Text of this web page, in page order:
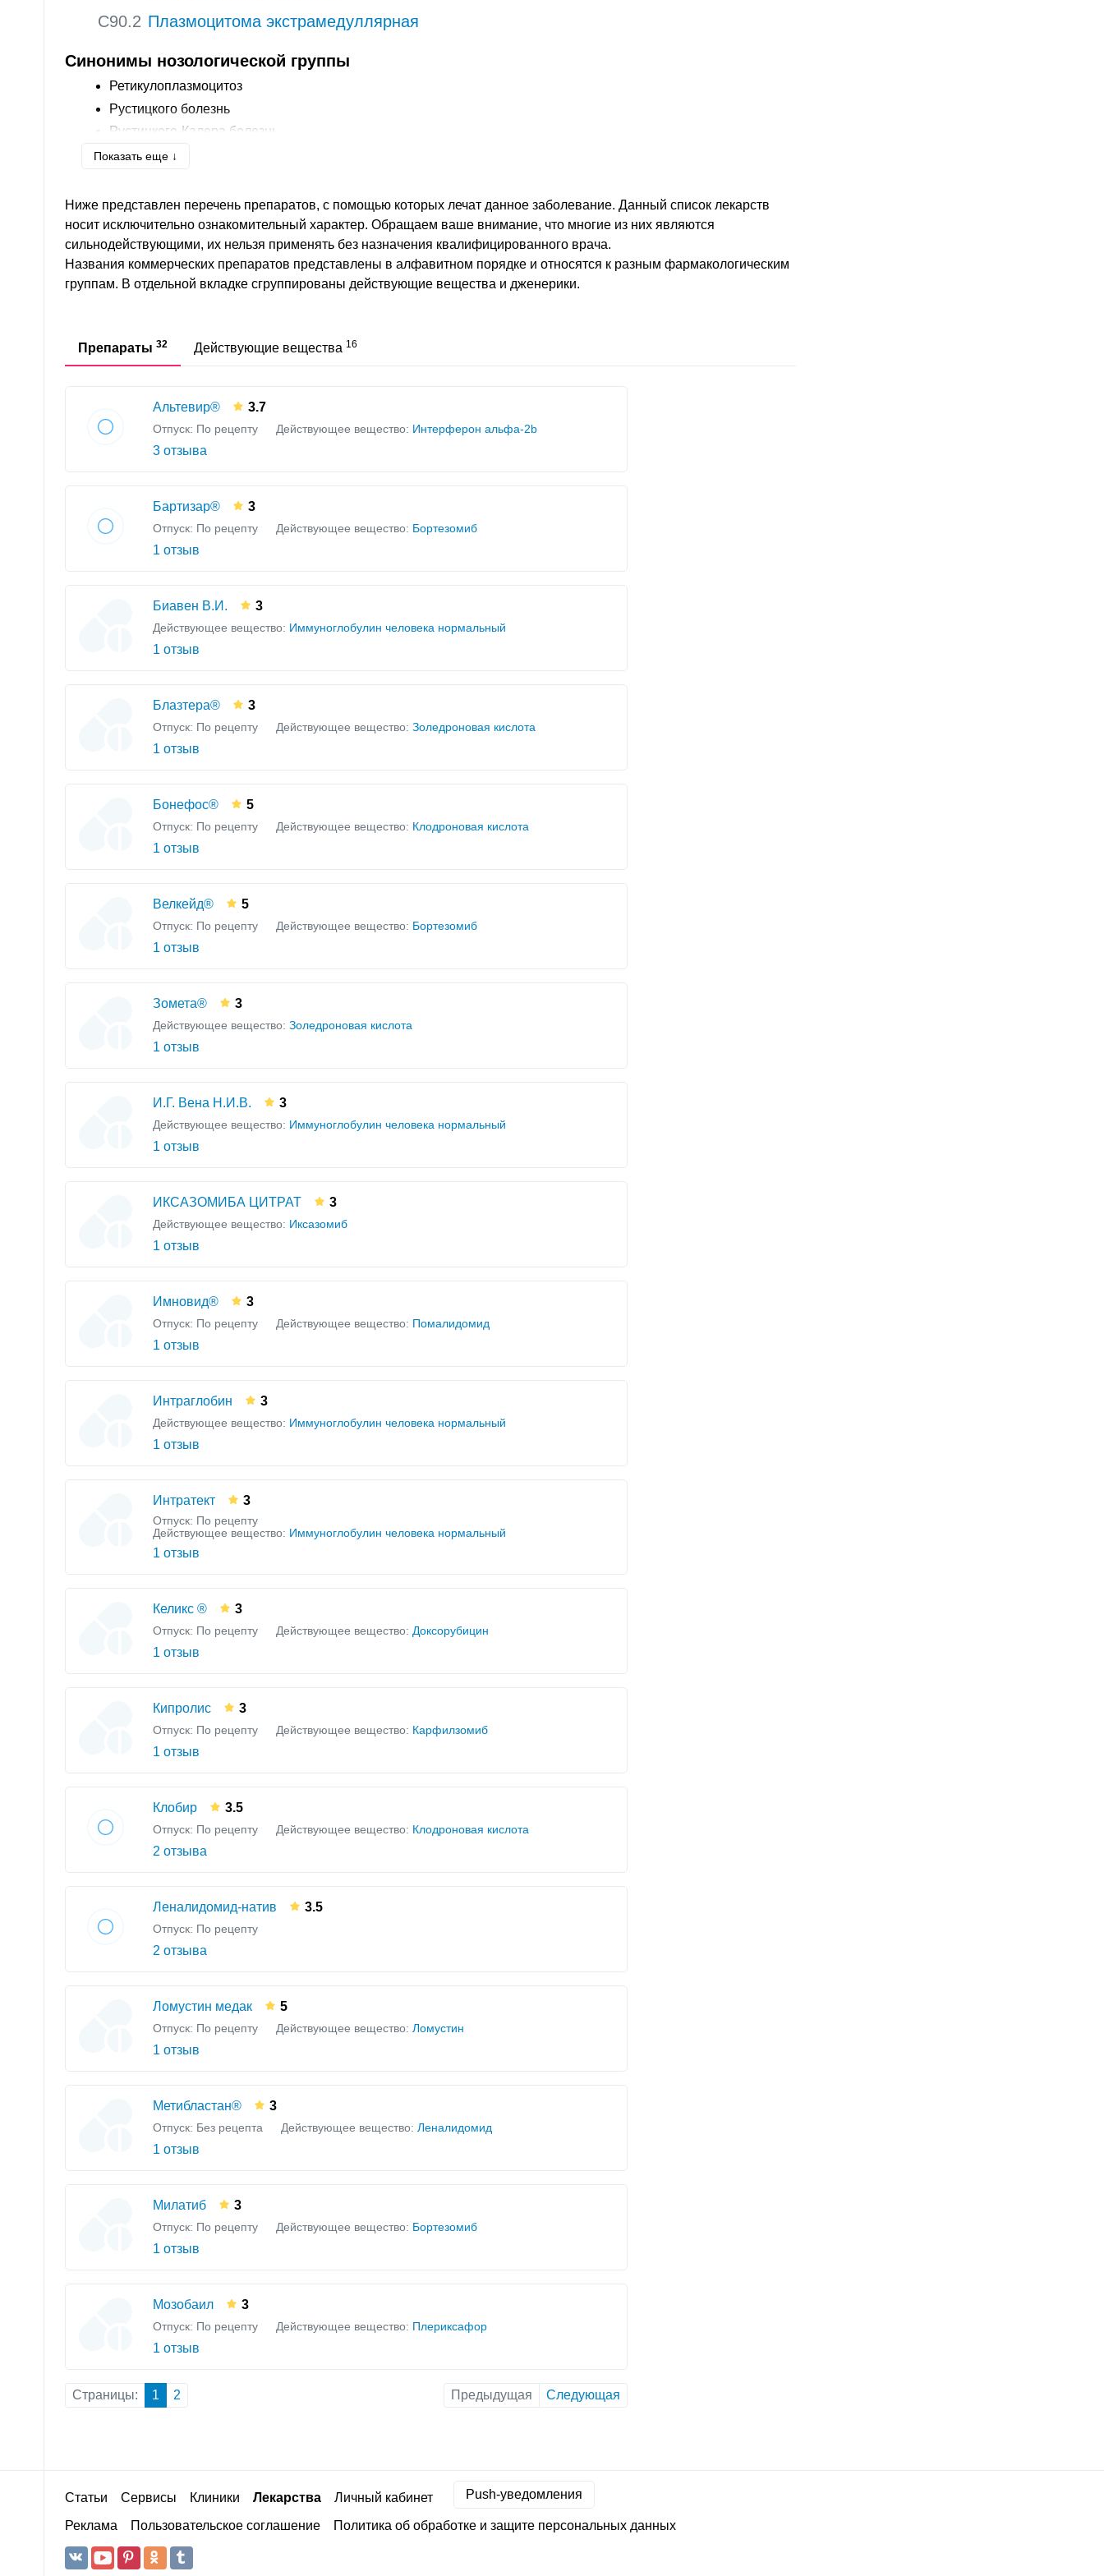
C90.2 Плазмоцитома экстрамедуллярная
Синонимы нозологической группы
Ретикулоплазмоцитоз
Рустицкого болезнь
Рустицкого-Калера болезнь
Плазмоклеточная миелома
Показать еще ↓
Ниже представлен перечень препаратов, с помощью которых лечат данное заболевание. Данный список лекарств
носит исключительно ознакомительный характер. Обращаем ваше внимание, что многие из них являются
сильнодействующими, их нельзя применять без назначения квалифицированного врача.
Названия коммерческих препаратов представлены в алфавитном порядке и относятся к разным фармакологическим
группам. В отдельной вкладке сгруппированы действующие вещества и дженерики.
Препараты 32 Действующие вещества 16
Альтевир® 3.7
Отпуск: По рецепту Действующее вещество: Интерферон альфа-2b
3 отзыва
Бартизар® 3
Отпуск: По рецепту Действующее вещество: Бортезомиб
1 отзыв
Биавен В.И. 3
Действующее вещество: Иммуноглобулин человека нормальный
1 отзыв
Блазтера® 3
Отпуск: По рецепту Действующее вещество: Золедроновая кислота
1 отзыв
Бонефос® 5
Отпуск: По рецепту Действующее вещество: Клодроновая кислота
1 отзыв
Велкейд® 5
Отпуск: По рецепту Действующее вещество: Бортезомиб
1 отзыв
Зомета® 3
Действующее вещество: Золедроновая кислота
1 отзыв
И.Г. Вена Н.И.В. 3
Действующее вещество: Иммуноглобулин человека нормальный
1 отзыв
ИКСАЗОМИБА ЦИТРАТ 3
Действующее вещество: Иксазомиб
1 отзыв
Имновид® 3
Отпуск: По рецепту Действующее вещество: Помалидомид
1 отзыв
Интраглобин 3
Действующее вещество: Иммуноглобулин человека нормальный
1 отзыв
Интратект 3
Отпуск: По рецепту
Действующее вещество: Иммуноглобулин человека нормальный
1 отзыв
Келикс ® 3
Отпуск: По рецепту Действующее вещество: Доксорубицин
1 отзыв
Кипролис 3
Отпуск: По рецепту Действующее вещество: Карфилзомиб
1 отзыв
Клобир 3.5
Отпуск: По рецепту Действующее вещество: Клодроновая кислота
2 отзыва
Леналидомид-натив 3.5
Отпуск: По рецепту
2 отзыва
Ломустин медак 5
Отпуск: По рецепту Действующее вещество: Ломустин
1 отзыв
Метибластан® 3
Отпуск: Без рецепта Действующее вещество: Леналидомид
1 отзыв
Милатиб 3
Отпуск: По рецепту Действующее вещество: Бортезомиб
1 отзыв
Мозобаил 3
Отпуск: По рецепту Действующее вещество: Плериксафор
1 отзыв
Страницы: 1 2 Предыдущая Следующая
Статьи Сервисы Клиники Лекарства Личный кабинет Push-уведомления
Реклама Пользовательское соглашение Политика об обработке и защите персональных данных